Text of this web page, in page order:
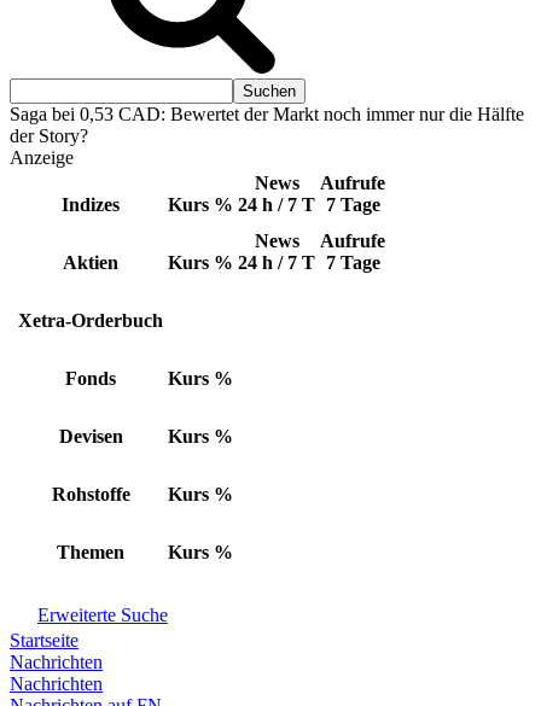
Saga bei 0,53 CAD: Bewertet der Markt noch immer nur die Hälfte
der Story?
Anzeige
Indizes Kurs %
News
24 h / 7 T
Aufrufe
7 Tage
Aktien Kurs %
News
24 h / 7 T
Aufrufe
7 Tage
Xetra-Orderbuch
Fonds Kurs %
Devisen Kurs %
Rohstoffe Kurs %
Themen Kurs %
Erweiterte Suche
Startseite
Nachrichten
Nachrichten